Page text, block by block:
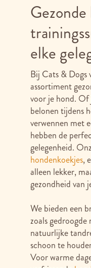
elke
Bij Cats & Dogs
assortiment
voor je hond.
belonen tijdens
verwennen met
hebben de
gelegenheid.
hondenkoekjes,
alleen lekker,
gezondheid van
We bieden een
zoals
natuurlijke
schoon te
Voor warme